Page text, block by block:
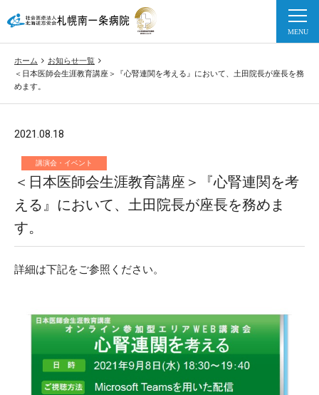
ホーム
お知らせ一覧
＜日本医師会生涯教育講座＞『心腎連関を考える』において、土田院長が座長を務
めます。
2021.08.18
講演会・イベント
＜日本医師会生涯教育講座＞『心腎連関を考
える』において、土田院長が座長を務めま
す。
詳細は下記をご参照ください。